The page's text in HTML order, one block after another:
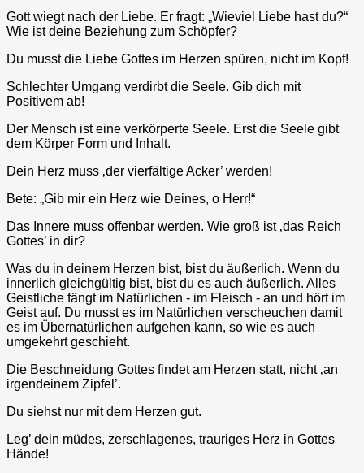
Gott wiegt nach der Liebe. Er fragt: „Wieviel Liebe hast du?“
Wie ist deine Beziehung zum Schöpfer?
Du musst die Liebe Gottes im Herzen spüren, nicht im Kopf!
Schlechter Umgang verdirbt die Seele. Gib dich mit
Positivem ab!
Der Mensch ist eine verkörperte Seele. Erst die Seele gibt
dem Körper Form und Inhalt.
Dein Herz muss ‚der vierfältige Acker’ werden!
Bete: „Gib mir ein Herz wie Deines, o Herr!“
Das Innere muss offenbar werden. Wie groß ist ‚das Reich
Gottes’ in dir?
Was du in deinem Herzen bist, bist du äußerlich. Wenn du
innerlich gleichgültig bist, bist du es auch äußerlich. Alles
Geistliche fängt im Natürlichen - im Fleisch - an und hört im
Geist auf. Du musst es im Natürlichen verscheuchen damit
es im Übernatürlichen aufgehen kann, so wie es auch
umgekehrt geschieht.
Die Beschneidung Gottes findet am Herzen statt, nicht ‚an
irgendeinem Zipfel’.
Du siehst nur mit dem Herzen gut.
Leg’ dein müdes, zerschlagenes, trauriges Herz in Gottes
Hände!